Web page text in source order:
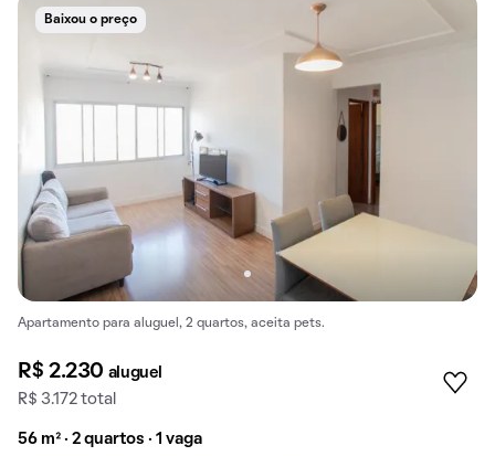
Baixou o preço
Apartamento para aluguel, 2 quartos, aceita pets.
R$ 2.230 aluguel
R$ 3.172 total
56 m² · 2 quartos · 1 vaga